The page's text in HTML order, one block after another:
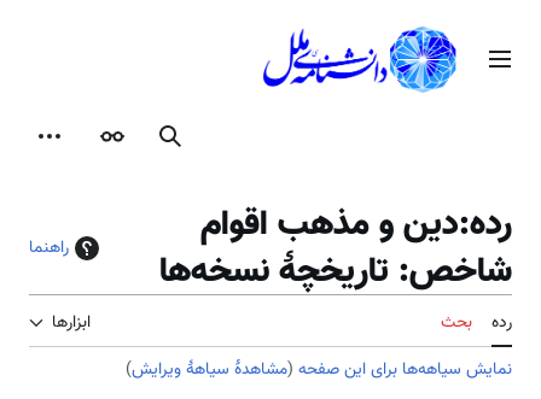
محتوامنوی اصلی
جستجوظاهر
رده:دین و مذهب اقوام
شاخص: تاریخچهٔ نسخه‌ها
راهنما
رده بحث
ابزارها
نمایش سیاهه‌ها برای این صفحه (مشاهدهٔ سیاههٔ ویرایش)